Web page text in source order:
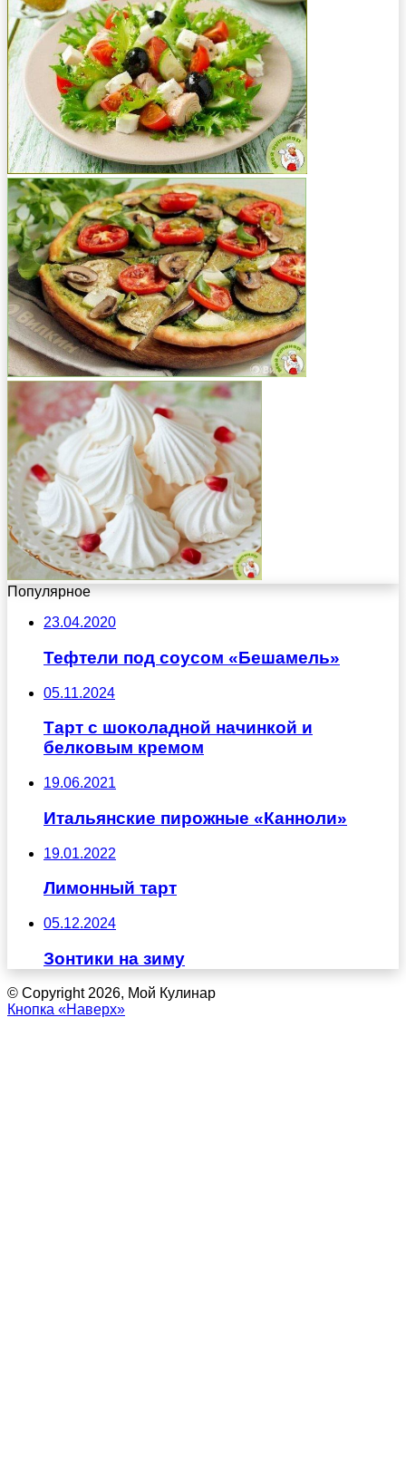
Популярное
23.04.2020
Тефтели под соусом «Бешамель»
05.11.2024
Тарт с шоколадной начинкой и
белковым кремом
19.06.2021
Итальянские пирожные «Канноли»
19.01.2022
Лимонный тарт
05.12.2024
Зонтики на зиму
© Copyright 2026, Мой Кулинар
Кнопка «Наверх»